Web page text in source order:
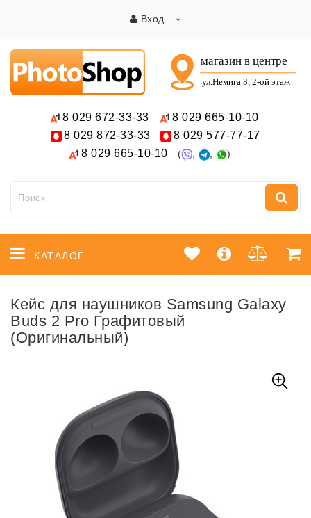
Вход
8 029 672-33-33 8 029 665-10-10
8 029 872-33-33 8 029 577-77-17
8 029 665-10-10 ( , , )
КАТАЛОГ
Кейс для наушников Samsung Galaxy
Buds 2 Pro Графитовый
(Оригинальный)